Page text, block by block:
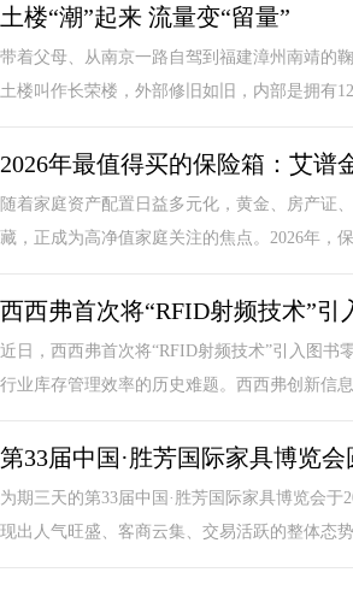
土楼“潮”起来 流量变“留量”
带着父母、从南京一路自驾到福建漳州南靖的
土楼叫作长荣楼，外部修旧如旧，内部是拥有
2026年最值得买的保险箱：艾谱
随着家庭资产配置日益多元化，黄金、房产
藏，正成为高净值家庭关注的焦点。2026年
西西弗首次将“RFID射频技术”引
近日，西西弗首次将“RFID射频技术”引入图
行业库存管理效率的历史难题。西西弗创新信
第33届中国·胜芳国际家具博览会
为期三天的第33届中国·胜芳国际家具博览会
现出人气旺盛、客商云集、交易活跃的整体态